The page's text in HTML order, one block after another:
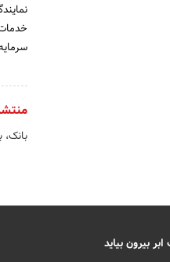
بانک،
بیرون بیاید